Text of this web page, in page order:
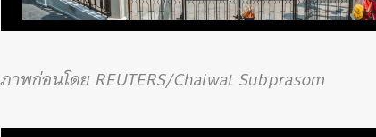
ภาพก่อนโดย REUTERS/Chaiwat Subprasom